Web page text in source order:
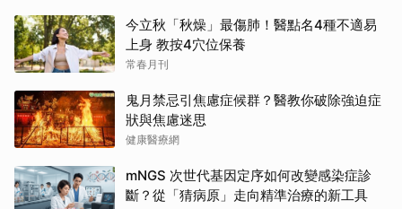
今立秋「秋燥」最傷肺！醫點名4種不適易
上身 教按4穴位保養
常春月刊
鬼月禁忌引焦慮症候群？醫教你破除強迫症
狀與焦慮迷思
健康醫療網
mNGS 次世代基因定序如何改變感染症診
斷？從「猜病原」走向精準治療的新工具